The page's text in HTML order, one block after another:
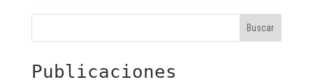
Buscar
Publicaciones